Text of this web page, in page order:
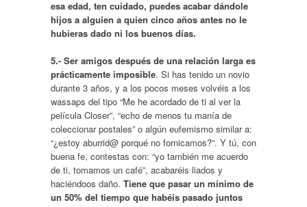
esa edad, ten cuidado, puedes acabar dándole
hijos a alguien a quien cinco años antes no le
hubieras dado ni los buenos días.
5.- Ser amigos después de una relación larga es
prácticamente imposible. Si has tenido un novio
durante 3 años, y a los pocos meses volvéis a los
wassaps del tipo “Me he acordado de ti al ver la
película Closer”, “echo de menos tu manía de
coleccionar postales” o algún eufemismo similar a:
“¿estoy aburrid@ porqué no fornicamos?”. Y tú, con
buena fe, contestas con: “yo también me acuerdo
de ti, tomamos un café”, acabaréis liados y
haciéndoos daño. Tiene que pasar un mínimo de
un 50% del tiempo que habéis pasado juntos